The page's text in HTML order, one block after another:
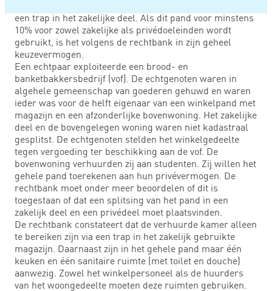
een trap in het zakelijke deel. Als dit pand voor minstens
10% voor zowel zakelijke als privédoeleinden wordt
gebruikt, is het volgens de rechtbank in zijn geheel
keuzevermogen.
Een echtpaar exploiteerde een brood- en
banketbakkersbedrijf (vof). De echtgenoten waren in
algehele gemeenschap van goederen gehuwd en waren
ieder was voor de helft eigenaar van een winkelpand met
magazijn en een afzonderlijke bovenwoning. Het zakelijke
deel en de bovengelegen woning waren niet kadastraal
gesplitst. De echtgenoten stelden het winkelgedeelte
tegen vergoeding ter beschikking aan de vof. De
bovenwoning verhuurden zij aan studenten. Zij willen het
gehele pand toerekenen aan hun privévermogen. De
rechtbank moet onder meer beoordelen of dit is
toegestaan of dat een splitsing van het pand in een
zakelijk deel en een privédeel moet plaatsvinden.
De rechtbank constateert dat de verhuurde kamer alleen
te bereiken zijn via een trap in het zakelijk gebruikte
magazijn. Daarnaast zijn in het gehele pand maar één
keuken en één sanitaire ruimte (met toilet en douche)
aanwezig. Zowel het winkelpersoneel als de huurders
van het woongedeelte moeten deze ruimten gebruiken.